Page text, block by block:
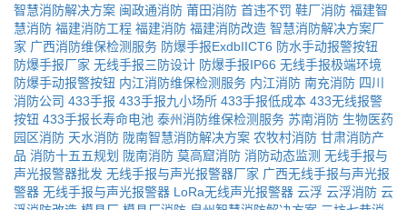
智慧消防解决方案 闽政通消防 莆田消防 首违不罚 鞋厂消防 福建智
慧消防 福建消防工程 福建消防 福建消防改造 智慧消防解决方案厂
家 广西消防维保检测服务 防爆手报ExdbIICT6 防水手动报警按钮
防爆手报厂家 无线手报三防设计 防爆手报IP66 无线手报极端环境
防爆手动报警按钮 内江消防维保检测服务 内江消防 南充消防 四川
消防公司 433手报 433手报九小场所 433手报低成本 433无线报警
按钮 433手报长寿命电池 泰州消防维保检测服务 苏南消防 生物医药
园区消防 天水消防 陇南智慧消防解决方案 农牧村消防 甘肃消防产
品 消防十五五规划 陇南消防 莫高窟消防 消防动态监测 无线手报与
声光报警器批发 无线手报与声光报警器厂家 广西无线手报与声光报
警器 无线手报与声光报警器 LoRa无线声光报警器 云浮 云浮消防 云